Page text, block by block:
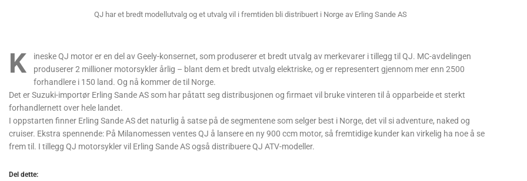
QJ har et bredt modellutvalg og et utvalg vil i fremtiden bli distribuert i Norge av Erling Sande AS
K
ineske QJ motor er en del av Geely-konsernet, som produserer et bredt utvalg av merkevarer i tillegg til QJ. MC-avdelingen
produserer 2 millioner motorsykler årlig – blant dem et bredt utvalg elektriske, og er representert gjennom mer enn 2500
forhandlere i 150 land. Og nå kommer de til Norge.
Det er Suzuki-importør Erling Sande AS som har påtatt seg distribusjonen og firmaet vil bruke vinteren til å opparbeide et sterkt
forhandlernett over hele landet.
I oppstarten finner Erling Sande AS det naturlig å satse på de segmentene som selger best i Norge, det vil si adventure, naked og
cruiser. Ekstra spennende: På Milanomessen ventes QJ å lansere en ny 900 ccm motor, så fremtidige kunder kan virkelig ha noe å se
frem til. I tillegg QJ motorsykler vil Erling Sande AS også distribuere QJ ATV-modeller.
Del dette: